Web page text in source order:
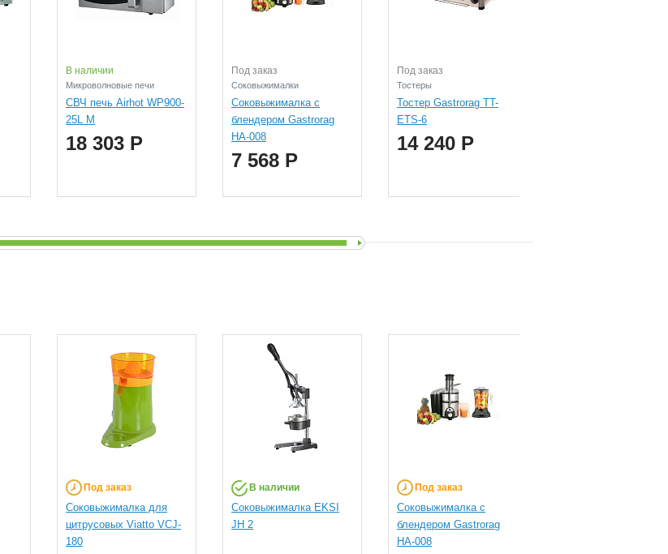
В наличии
Микроволновые печи
СВЧ печь Airhot WP900-
25L M
18 303 Р
Под заказ
Соковыжималки
Соковыжималка с
блендером Gastrorag
HA-008
7 568 Р
Под заказ
Тостеры
Тостер Gastrorag TT-
ETS-6
14 240 Р
Под заказ
Соковыжималка для
цитрусовых Viatto VCJ-
180
В наличии
Соковыжималка EKSI
JH 2
Под заказ
Соковыжималка с
блендером Gastrorag
HA-008